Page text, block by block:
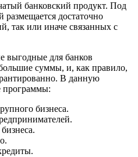
банковский продукт. Под
размещается достаточно
так или иначе связанных с
выгодные для банков
суммы, и, как правило,
В данную
программы:
бизнеса.